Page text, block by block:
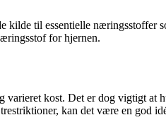
til essentielle næringsstoffer
for hjernen.
kost. Det er dog vigtigt at
kan det være en god